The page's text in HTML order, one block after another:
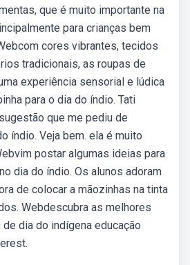
que é muito importante na
para crianças bem
cores vibrantes, tecidos
tradicionais, as roupas de
experiência sensorial e lúdica
para o dia do índio. Tati
que me pediu de
índio. Veja bem. ela é muito
postar algumas ideias para
dia do índio. Os alunos adoram
de colocar a mãozinhas na tinta
Webdescubra as melhores
dia do indígena educação